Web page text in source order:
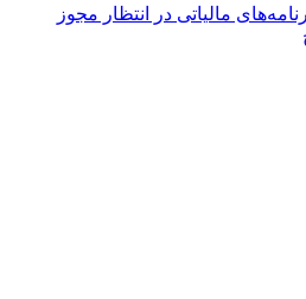
مالیاتی در انتظار مجوز